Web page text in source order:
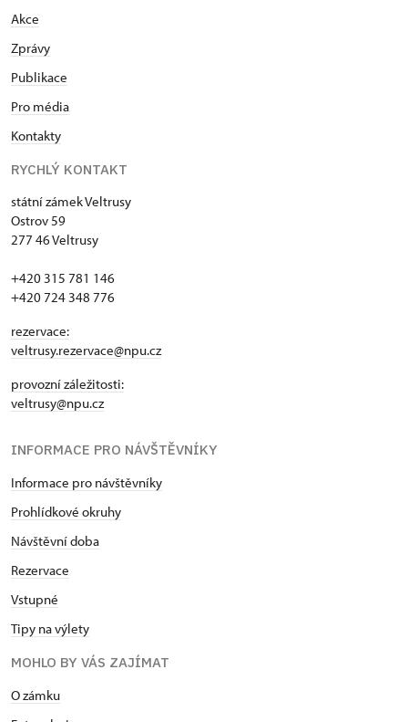
Akce
Zprávy
Publikace
Pro média
Kontakty
RYCHLÝ KONTAKT
státní zámek Veltrusy
Ostrov 59
277 46 Veltrusy
+420 315 781 146
+420 724 348 776
rezervace:
veltrusy.rezervace@npu.cz
provozní záležitosti:
veltrusy@npu.cz
INFORMACE PRO NÁVŠTĚVNÍKY
Informace pro návštěvníky
Prohlídkové okruhy
Návštěvní doba
Rezervace
Vstupné
Tipy na výlety
MOHLO BY VÁS ZAJÍMAT
O zámku